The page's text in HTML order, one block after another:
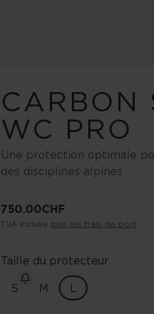
CARBON
WC PRO
Une protection optimale
des disciplines alpines
750.00 CHF
TVA incluse plus les frais de port
Taille du protecteur
S
M L